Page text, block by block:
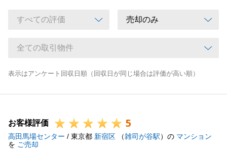
表示はアンケート回収日順（回収日が同じ場合は評価が高い順）
お客様評価 5
高田馬場センター / 東京都 新宿区 （雑司が谷駅）の マンション
を ご売却